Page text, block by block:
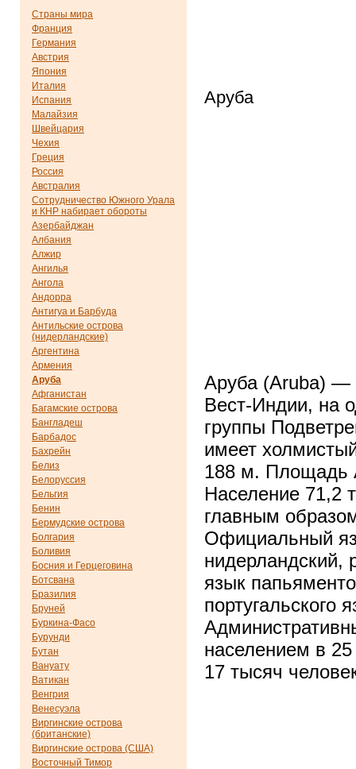
Страны мира
Франция
Германия
Австрия
Япония
Италия
Испания
Малайзия
Швейцария
Чехия
Греция
Россия
Австралия
Сотрудничество Южного Урала
и КНР набирает обороты
Азербайджан
Албания
Алжир
Ангилья
Ангола
Андорра
Антигуа и Барбуда
Антильские острова
(нидерландские)
Аргентина
Армения
Аруба
Афганистан
Багамские острова
Бангладеш
Барбадос
Бахрейн
Белиз
Белоруссия
Бельгия
Бенин
Бермудские острова
Болгария
Боливия
Босния и Герцеговина
Ботсвана
Бразилия
Бруней
Буркина-Фасо
Бурунди
Бутан
Вануату
Ватикан
Венгрия
Венесуэла
Виргинские острова
(британские)
Виргинские острова (США)
Восточный Тимор
Аруба
Аруба (Aruba) —
Вест-Индии, на
группы
имеет
188 м. Площадь
Население 71,2
главным
Официальный
нидерландский,
язык
португальского
населением в
17 тысяч